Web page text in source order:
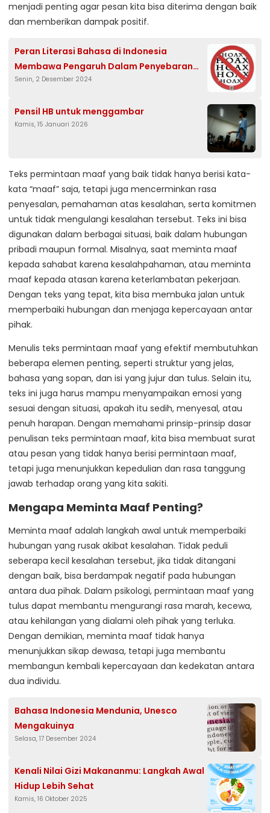
menjadi penting agar pesan kita bisa diterima dengan baik
dan memberikan dampak positif.
Peran Literasi Bahasa di Indonesia
Membawa Pengaruh Dalam Penyebaran
Hoaks
Senin, 2 Desember 2024
Pensil HB untuk menggambar
Kamis, 15 Januari 2026
Teks permintaan maaf yang baik tidak hanya berisi kata-
kata “maaf” saja, tetapi juga mencerminkan rasa
penyesalan, pemahaman atas kesalahan, serta komitmen
untuk tidak mengulangi kesalahan tersebut. Teks ini bisa
digunakan dalam berbagai situasi, baik dalam hubungan
pribadi maupun formal. Misalnya, saat meminta maaf
kepada sahabat karena kesalahpahaman, atau meminta
maaf kepada atasan karena keterlambatan pekerjaan.
Dengan teks yang tepat, kita bisa membuka jalan untuk
memperbaiki hubungan dan menjaga kepercayaan antar
pihak.
Menulis teks permintaan maaf yang efektif membutuhkan
beberapa elemen penting, seperti struktur yang jelas,
bahasa yang sopan, dan isi yang jujur dan tulus. Selain itu,
teks ini juga harus mampu menyampaikan emosi yang
sesuai dengan situasi, apakah itu sedih, menyesal, atau
penuh harapan. Dengan memahami prinsip-prinsip dasar
penulisan teks permintaan maaf, kita bisa membuat surat
atau pesan yang tidak hanya berisi permintaan maaf,
tetapi juga menunjukkan kepedulian dan rasa tanggung
jawab terhadap orang yang kita sakiti.
Mengapa Meminta Maaf Penting?
Meminta maaf adalah langkah awal untuk memperbaiki
hubungan yang rusak akibat kesalahan. Tidak peduli
seberapa kecil kesalahan tersebut, jika tidak ditangani
dengan baik, bisa berdampak negatif pada hubungan
antara dua pihak. Dalam psikologi, permintaan maaf yang
tulus dapat membantu mengurangi rasa marah, kecewa,
atau kehilangan yang dialami oleh pihak yang terluka.
Dengan demikian, meminta maaf tidak hanya
menunjukkan sikap dewasa, tetapi juga membantu
membangun kembali kepercayaan dan kedekatan antara
dua individu.
Bahasa Indonesia Mendunia, Unesco
Mengakuinya
Selasa, 17 Desember 2024
Kenali Nilai Gizi Makananmu: Langkah Awal
Hidup Lebih Sehat
Kamis, 16 Oktober 2025